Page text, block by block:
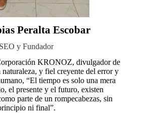
Peralta Escobar
SEO y Fundador
KRONOZ, divulgador de
naturaleza, y fiel creyente del error y
“El tiempo es solo una mera
el presente y el futuro, existen
parte de un rompecabezas, sin
ni final”.